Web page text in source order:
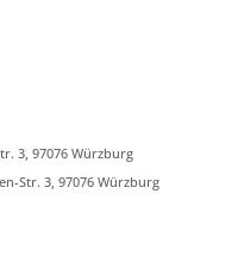
3, 97076 Würzburg
Str. 3, 97076 Würzburg